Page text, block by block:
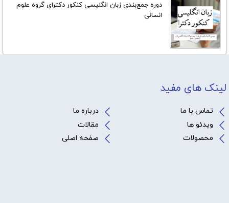
دوره جمع‌بندی زبان انگلیسی کنکور دکترای گروه علوم
انسانی
لینک های مفید
تماس با ما
درباره ما
ویدئو ها
مقالات
محصولات
صفحه اصلی